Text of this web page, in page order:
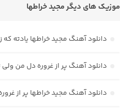
موزیک های دیگر مجید خراطها
دانلود آهنگ مجید خراطها یادته که
دانلود آهنگ پر از غروره دل من
دانلود آهنگ مجید خراطها پر از